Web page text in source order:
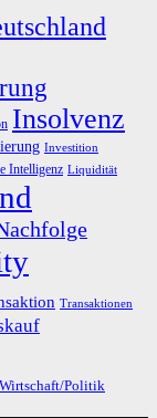
Insolvenz
Investition
Intelligenz Liquidität
Transaktionen
Wirtschaft/Politik